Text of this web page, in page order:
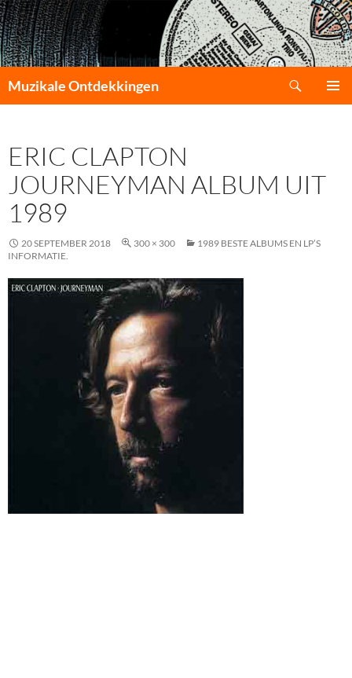
Muzikale Ontdekkingen
INHOUD
ERIC CLAPTON
JOURNEYMAN ALBUM UIT
1989
20 SEPTEMBER 2018 300 × 300
1989 BESTE ALBUMS EN LP’S
INFORMATIE.